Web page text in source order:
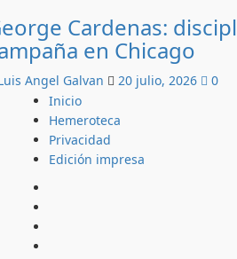
Cardenas:
en Chicago
Angel Galvan 20 julio, 2026
0
Inicio
Hemeroteca
Privacidad
Edición impresa